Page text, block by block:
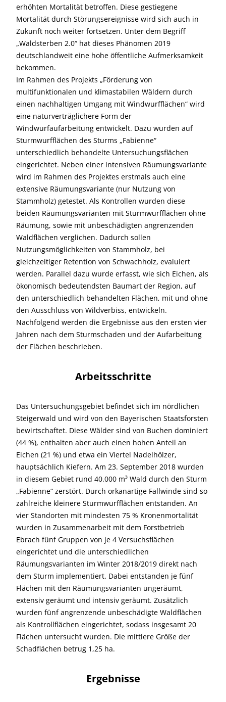
erhöhten Mortalität betroffen. Diese gestiegene
Mortalität durch Störungsereignisse wird sich auch in
Zukunft noch weiter fortsetzen. Unter dem Begriff
„Waldsterben 2.0“ hat dieses Phänomen 2019
deutschlandweit eine hohe öffentliche Aufmerksamkeit
bekommen.
Im Rahmen des Projekts „Förderung von
multifunktionalen und klimastabilen Wäldern durch
einen nachhaltigen Umgang mit Windwurfflächen“ wird
eine naturverträglichere Form der
Windwurfaufarbeitung entwickelt. Dazu wurden auf
Sturmwurfflächen des Sturms „Fabienne“
unterschiedlich behandelte Untersuchungsflächen
eingerichtet. Neben einer intensiven Räumungsvariante
wird im Rahmen des Projektes erstmals auch eine
extensive Räumungsvariante (nur Nutzung von
Stammholz) getestet. Als Kontrollen wurden diese
beiden Räumungsvarianten mit Sturmwurfflächen ohne
Räumung, sowie mit unbeschädigten angrenzenden
Waldflächen verglichen. Dadurch sollen
Nutzungsmöglichkeiten von Stammholz, bei
gleichzeitiger Retention von Schwachholz, evaluiert
werden. Parallel dazu wurde erfasst, wie sich Eichen, als
ökonomisch bedeutendsten Baumart der Region, auf
den unterschiedlich behandelten Flächen, mit und ohne
den Ausschluss von Wildverbiss, entwickeln.
Nachfolgend werden die Ergebnisse aus den ersten vier
Jahren nach dem Sturmschaden und der Aufarbeitung
der Flächen beschrieben.
Arbeitsschritte
Das Untersuchungsgebiet befindet sich im nördlichen
Steigerwald und wird von den Bayerischen Staatsforsten
bewirtschaftet. Diese Wälder sind von Buchen dominiert
(44 %), enthalten aber auch einen hohen Anteil an
Eichen (21 %) und etwa ein Viertel Nadelhölzer,
hauptsächlich Kiefern. Am 23. September 2018 wurden
in diesem Gebiet rund 40.000 m³ Wald durch den Sturm
„Fabienne“ zerstört. Durch orkanartige Fallwinde sind so
zahlreiche kleinere Sturmwurfflächen entstanden. An
vier Standorten mit mindesten 75 % Kronenmortalität
wurden in Zusammenarbeit mit dem Forstbetrieb
Ebrach fünf Gruppen von je 4 Versuchsflächen
eingerichtet und die unterschiedlichen
Räumungsvarianten im Winter 2018/2019 direkt nach
dem Sturm implementiert. Dabei entstanden je fünf
Flächen mit den Räumungsvarianten ungeräumt,
extensiv geräumt und intensiv geräumt. Zusätzlich
wurden fünf angrenzende unbeschädigte Waldflächen
als Kontrollflächen eingerichtet, sodass insgesamt 20
Flächen untersucht wurden. Die mittlere Größe der
Schadflächen betrug 1,25 ha.
Ergebnisse